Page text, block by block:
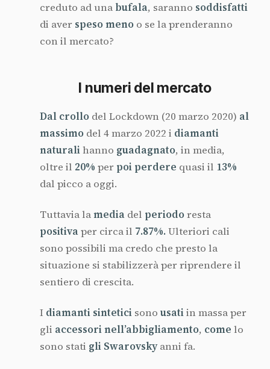
creduto ad una bufala, saranno soddisfatti
di aver spesomenoo se la prenderanno
con il mercato?
I numeri del mercato
Dal crollodel Lockdown (20 marzo 2020) al
massimodel 4 marzo 2022 i diamanti
naturalihanno guadagnato, in media,
oltre il 20% per poi perdere quasi il 13%
dal picco a oggi.
Tuttavia lamediadel periodoresta
positivaper circa il 7.87%.Ulteriori cali
sono possibili ma credo che presto la
situazione si stabilizzerà per riprendere il
sentiero di crescita.
I diamanti sinteticisono usatiin massa per
gli accessorinell’abbigliamento, come lo
sono stati gli Swarovskyanni fa.